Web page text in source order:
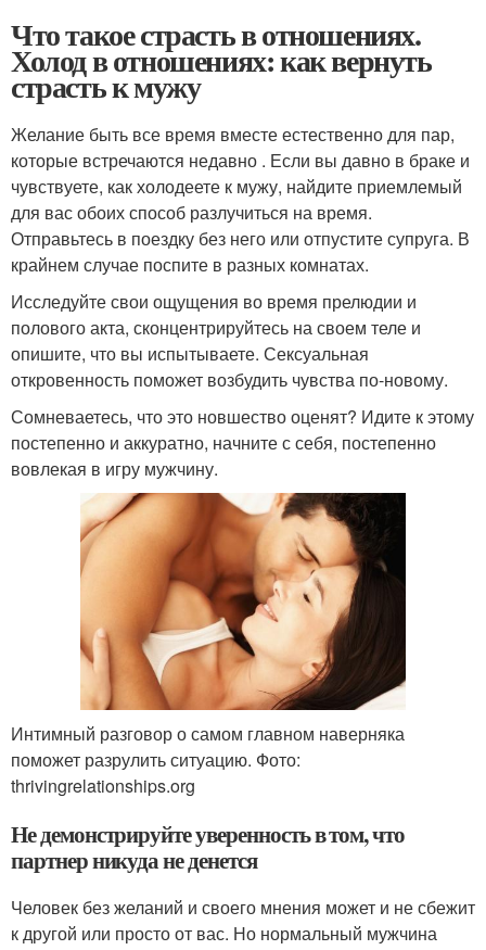
Что такое страсть в отношениях.
Холод в отношениях: как вернуть
страсть к мужу
Желание быть все время вместе естественно для пар,
которые встречаются недавно . Если вы давно в браке и
чувствуете, как холодеете к мужу, найдите приемлемый
для вас обоих способ разлучиться на время.
Отправьтесь в поездку без него или отпустите супруга. В
крайнем случае поспите в разных комнатах.
Исследуйте свои ощущения во время прелюдии и
полового акта, сконцентрируйтесь на своем теле и
опишите, что вы испытываете. Сексуальная
откровенность поможет возбудить чувства по-новому.
Сомневаетесь, что это новшество оценят? Идите к этому
постепенно и аккуратно, начните с себя, постепенно
вовлекая в игру мужчину.
Интимный разговор о самом главном наверняка
поможет разрулить ситуацию. Фото:
thrivingrelationships.org
Не демонстрируйте уверенность в том, что
партнер никуда не денется
Человек без желаний и своего мнения может и не сбежит
к другой или просто от вас. Но нормальный мужчина